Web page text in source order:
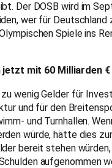
Der DOSB wird im
wer für Deutschland
Spiele ins
jetzt mit 60 Milliarden
wenig Gelder für
und für den
und Turnhallen.
würde, hätte dies
bereit stehen würden,
aufgenommen